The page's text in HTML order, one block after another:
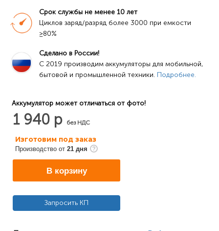
Срок службы не менее 10 лет
Циклов заряд/разряд более 3000 при емкости
≥80%
Сделано в России!
C 2019 производим аккумуляторы для мобильной,
бытовой и промышленной техники. Подробнее.
Аккумулятор может отличаться от фото!
1 940 р без НДС
Изготовим под заказ
Производство от 21 дня
В корзину
Запросить КП